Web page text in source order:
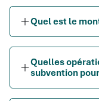
Quel est le
Quelles
subvention